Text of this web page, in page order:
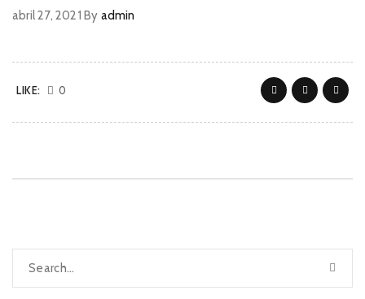
abril 27, 2021 By admin
LIKE: 0